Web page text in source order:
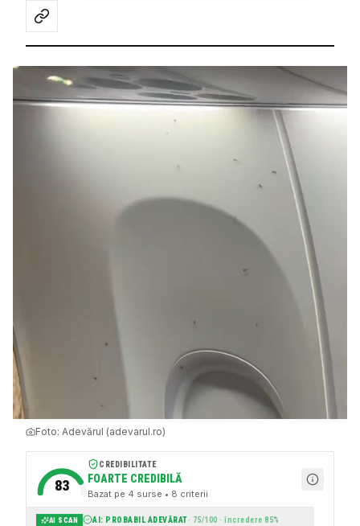
Foto: Adevărul (adevarul.ro)
83
CREDIBILITATE
FOARTE CREDIBILĂ
Bazat pe 4 surse • 8 criterii
AI SCAN AI: PROBABIL ADEVĂRAT· 75/100 · încredere85%